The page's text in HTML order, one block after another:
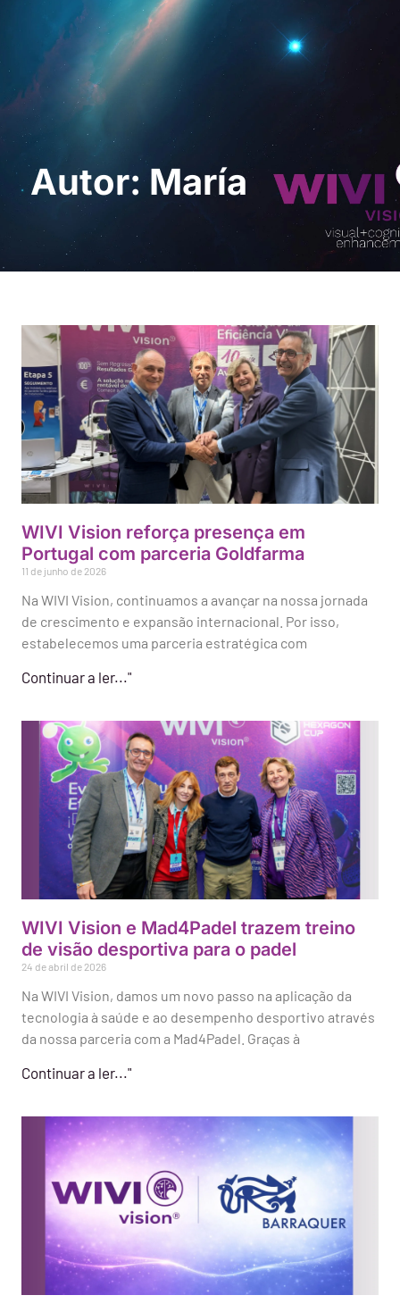
Pedir uma
demonstração
Autor:María
WIVI Vision reforça presença em
Portugal com parceria Goldfarma
11 de junho de 2026
Na WIVI Vision, continuamos a avançar na nossa jornada
de crescimento e expansão internacional. Por isso,
estabelecemos uma parceria estratégica com
Continuar a ler..."
WIVI Vision e Mad4Padel trazem treino
de visão desportiva para o padel
24 de abril de 2026
Na WIVI Vision, damos um novo passo na aplicação da
tecnologia à saúde e ao desempenho desportivo através
da nossa parceria com a Mad4Padel. Graças à
Continuar a ler..."